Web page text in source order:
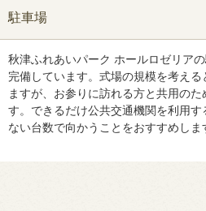
駐車場
秋津ふれあいパーク ホールロゼリア
完備しています。式場の規模を考える
ますが、お参りに訪れる方と共用の
す。できるだけ公共交通機関を利用
ない台数で向かうことをおすすめしま